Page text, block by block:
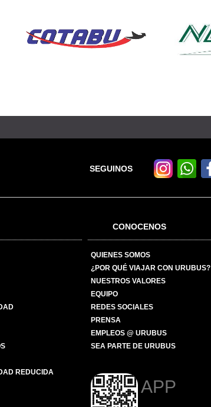
SEGUINOS
REDUCIDA
CONOCENOS
QUIENES SOMOS
¿POR QUÉ VIAJAR CON URUBUS?
NUESTROS VALORES
EQUIPO
REDES SOCIALES
PRENSA
EMPLEOS @ URUBUS
SEA PARTE DE URUBUS
APP